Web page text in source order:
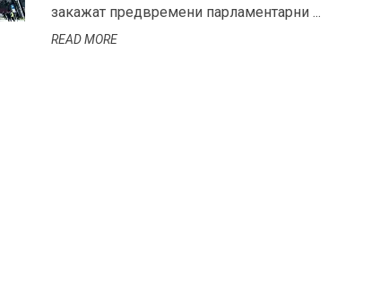
закажат предвремени парламентарни ...
READ MORE